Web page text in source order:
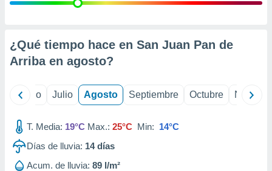
e
mediante
de
¿Qué tiempo hace en San Juan Pan de
Arriba en agosto?
Junio Julio Agosto Septiembre Octubre
T. Media: 19°C Max.: 25°C Min: 14°C
Días de lluvia: 14días
Acum. de lluvia: 89 l/m²